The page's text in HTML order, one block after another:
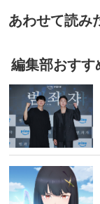
あわせて読み
編集部おすす